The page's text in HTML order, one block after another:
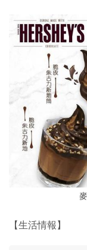
【生活情報】